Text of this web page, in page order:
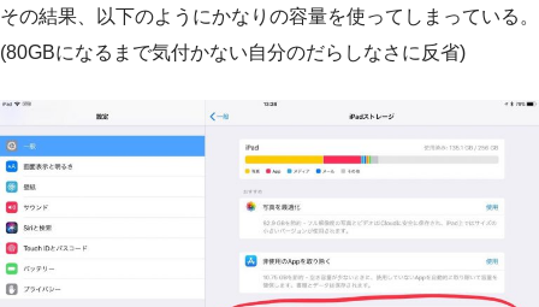
その結果、以下のようにかなりの容量を使ってしまっている。
(80GBになるまで気付かない自分のだらしなさに反省)